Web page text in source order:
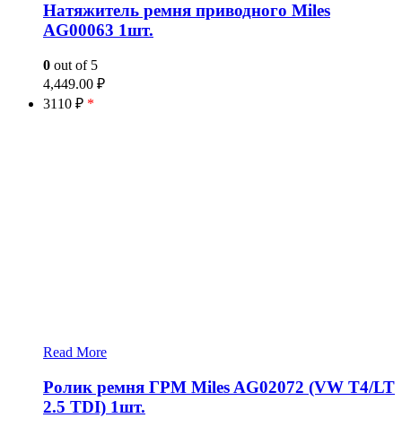
Натяжитель ремня приводного Miles
AG00063 1шт.
0 out of 5
4,449.00 ₽
3110 ₽ *
Read More
Ролик ремня ГРМ Miles AG02072 (VW T4/LT
2.5 TDI) 1шт.